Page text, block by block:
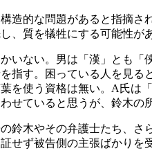
構造的な問題があると指摘
、質を犠牲にする可能性が
かいない。男は「漢」とも
指す。困っている人を見
葉を使う資格は無い。A氏
せていると思うが、鈴木の
の鈴木やその弁護士たち、
せず被告側の主張ばかりを